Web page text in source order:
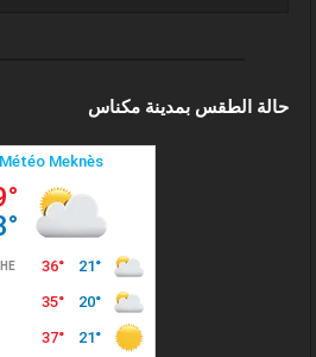
حالة الطقس بمدينة مكناس